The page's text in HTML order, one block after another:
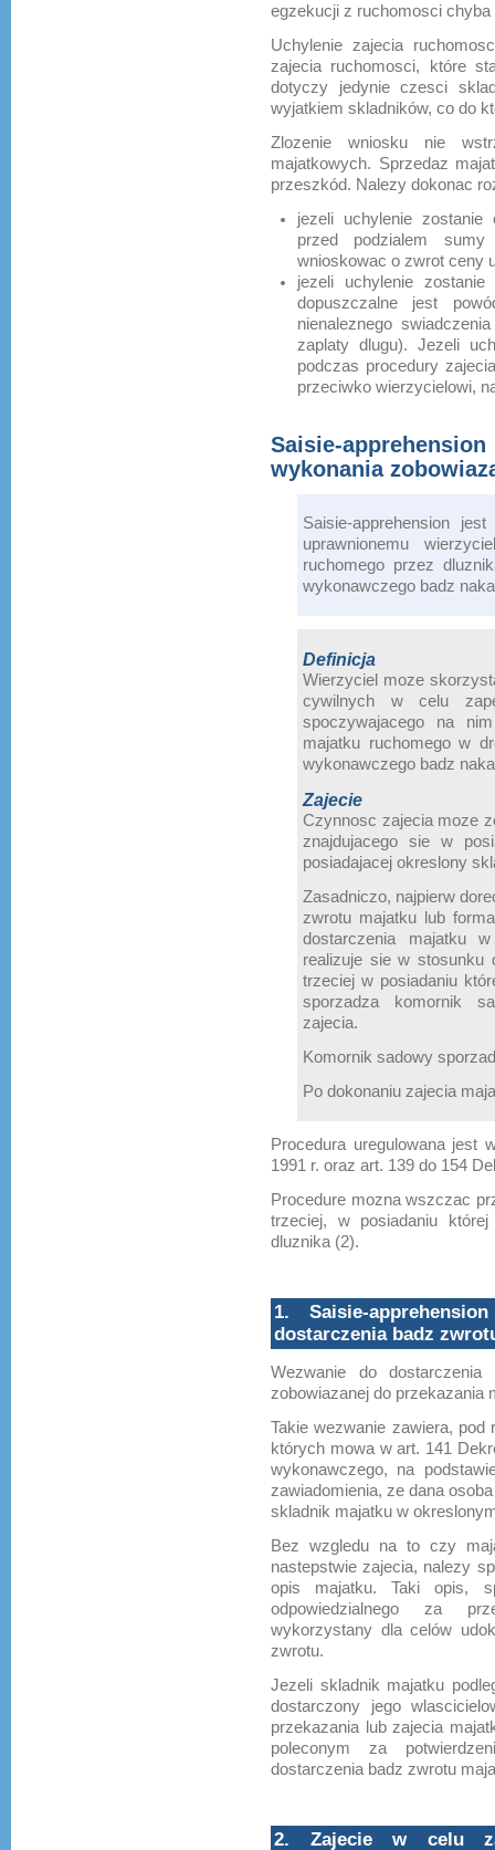
egzekucji z ruchomosci
Uchylenie zajecia
zajecia ruchomosci, które
dotyczy jedynie czesci
wyjatkiem skladników, co do
Zlozenie wniosku nie
majatkowych. Sprzedaz
przeszkód. Nalezy dokonac
jezeli uchylenie
przed podzialem
wnioskowac o zwrot ceny
jezeli uchylenie
dopuszczalne jest
nienaleznego
zaplaty dlugu). Jezeli
podczas procedury
przeciwko wierzycielowi,
Saisie-
wykonania
Saisie-apprehension
uprawnionemu
ruchomego przez
wykonawczego badz
Definicja
Wierzyciel moze
cywilnych w celu
spoczywajacego na
majatku ruchomego w
wykonawczego badz
Zajecie
Czynnosc zajecia moze
znajdujacego sie w
posiadajacej okreslony
Zasadniczo, najpierw
zwrotu majatku lub
dostarczenia majatku
realizuje sie w
trzeciej w posiadaniu
sporzadza komornik
zajecia.
Komornik sadowy
Po dokonaniu zajecia
Procedura uregulowana jest
1991 r. oraz art. 139 do 154
Procedure mozna wszczac
trzeciej, w posiadaniu
dluznika (2).
1. Saisie-
dostarczenia badz
Wezwanie do
zobowiazanej do przekazania
Takie wezwanie zawiera,
których mowa w art. 141
wykonawczego, na
zawiadomienia, ze dana
skladnik majatku w
Bez wzgledu na to czy
nastepstwie zajecia, nalezy
opis majatku. Taki opis,
odpowiedzialnego za
wykorzystany dla celów
zwrotu.
Jezeli skladnik majatku
dostarczony jego
przekazania lub zajecia
poleconym za
dostarczenia badz zwrotu
2. Zajecie w celu